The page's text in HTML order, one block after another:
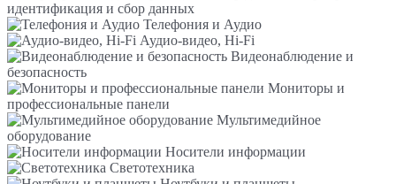
идентификация и сбор данных
Телефония и Аудио
Аудио-видео, Hi-Fi
Видеонаблюдение и
безопасность
Мониторы и
профессиональные панели
Мультимедийное
оборудование
Носители информации
Светотехника